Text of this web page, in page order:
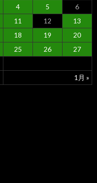
1月 »
4 5
6
11 12
13
18 19
20
25 26
27